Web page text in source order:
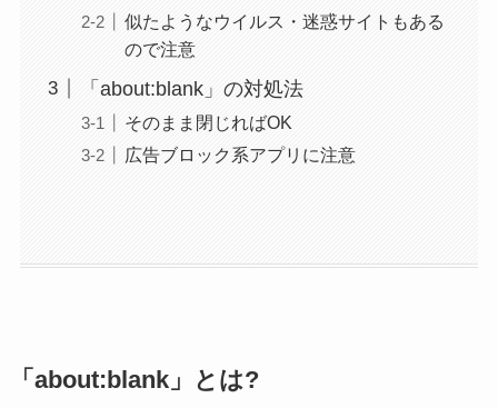
似たようなウイルス・迷惑サイトもある
ので注意
「about:blank」の対処法
そのまま閉じればOK
広告ブロック系アプリに注意
「about:blank」とは?